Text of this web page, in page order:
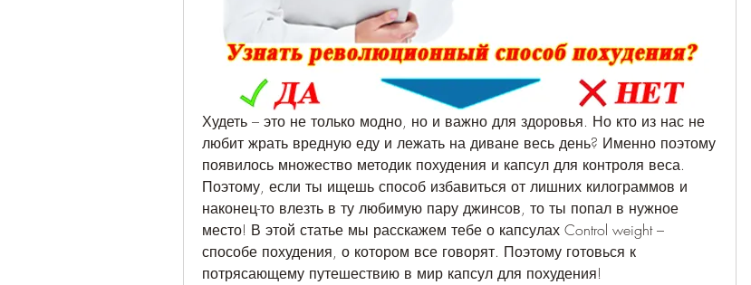
Худеть – это не только модно, но и важно для здоровья. Но кто из нас не
любит жрать вредную еду и лежать на диване весь день? Именно поэтому
появилось множество методик похудения и капсул для контроля веса.
Поэтому, если ты ищешь способ избавиться от лишних килограммов и
наконец-то влезть в ту любимую пару джинсов, то ты попал в нужное
место! В этой статье мы расскажем тебе о капсулах Control weight –
способе похудения, о котором все говорят. Поэтому готовься к
потрясающему путешествию в мир капсул для похудения!